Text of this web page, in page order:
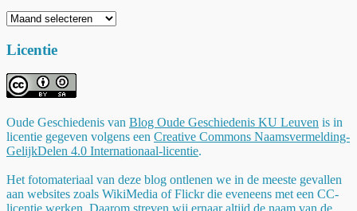
Archieven
Licentie
Oude Geschiedenis van Blog Oude Geschiedenis KU Leuven is in
licentie gegeven volgens een Creative Commons Naamsvermelding-
GelijkDelen 4.0 Internationaal-licentie.
Het fotomateriaal van deze blog ontlenen we in de meeste gevallen
aan websites zoals WikiMedia of Flickr die eveneens met een CC-